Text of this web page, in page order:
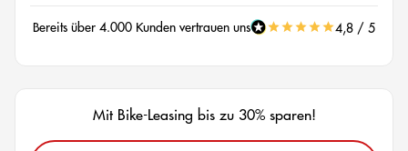
Bereits über 4.000 Kunden vertrauen uns 4,8 / 5
Mit Bike-Leasing bis zu 30% sparen!